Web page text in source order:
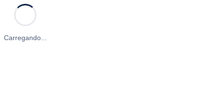
Carregando...